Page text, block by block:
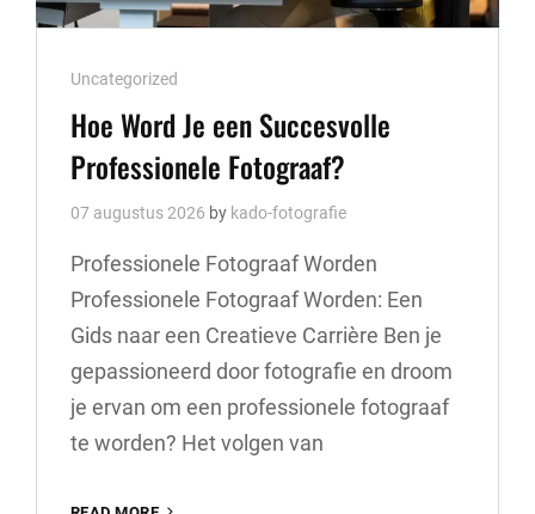
Cat
Links
Uncategorized
Hoe Word Je een Succesvolle
Professionele Fotograaf?
07 augustus 2026 by kado-fotografie
Professionele Fotograaf Worden
Professionele Fotograaf Worden: Een
Gids naar een Creatieve Carrière Ben je
gepassioneerd door fotografie en droom
je ervan om een professionele fotograaf
te worden? Het volgen van